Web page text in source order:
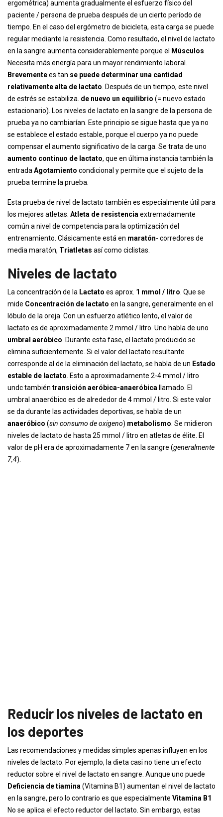
ergométrica) aumenta gradualmente el esfuerzo físico del
paciente / persona de prueba después de un cierto período de
tiempo. En el caso del ergómetro de bicicleta, esta carga se puede
regular mediante la resistencia. Como resultado, el nivel de lactato
en la sangre aumenta considerablemente porque el
Músculos
Necesita más energía para un mayor rendimiento laboral.
Brevementees tan se puede determinar una cantidad
relativamente alta de lactato . Después de un tiempo, este nivel
de estrés se estabiliza. de nuevo un equilibrio (= nuevo estado
estacionario). Los niveles de lactato en la sangre de la persona de
prueba ya no cambiarían. Este principio se sigue hasta que ya no
se establece el estado estable, porque el cuerpo ya no puede
compensar el aumento significativo de la carga. Se trata de uno
aumento continuo de lactato, que en última instancia también la
entrada Agotamiento condicional y permite que el sujeto de la
prueba termine la prueba.
Esta prueba de nivel de lactato también es especialmente útil para
los mejores atletas. Atleta de resistencia extremadamente
común a nivel de competencia para la optimización del
entrenamiento. Clásicamente está en maratón- corredores de
media maratón, Triatletas así como ciclistas.
Niveles de lactato
La concentración de la Lactato es aprox. 1 mmol / litro . Que se
mide Concentración de lactato en la sangre, generalmente en el
lóbulo de la oreja. Con un esfuerzo atlético lento, el valor de
lactato es de aproximadamente 2 mmol / litro. Uno habla de uno
umbral aeróbico . Durante esta fase, el lactato producido se
elimina suficientemente. Si el valor del lactato resultante
corresponde al de la eliminación del lactato, se habla de un Estado
estable de lactato . Esto a aproximadamente 2-4 mmol / litro
undc también transición aeróbica-anaeróbica llamado. El
umbral anaeróbico es de alrededor de 4 mmol / litro. Si este valor
se da durante las actividades deportivas, se habla de un
anaeróbico (sin consumo de oxigeno) metabolismo . Se midieron
niveles de lactato de hasta 25 mmol / litro en atletas de élite. El
valor de pH era de aproximadamente 7 en la sangre (generalmente
7,4).
Reducir los niveles de lactato en
los deportes
Las recomendaciones y medidas simples apenas influyen en los
niveles de lactato. Por ejemplo, la dieta casi no tiene un efecto
reductor sobre el nivel de lactato en sangre. Aunque uno puede
Deficiencia de tiamina (Vitamina B1) aumentan el nivel de lactato
en la sangre, pero lo contrario es que especialmente Vitamina B1
No se aplica el efecto reductor del lactato. Sin embargo, estas